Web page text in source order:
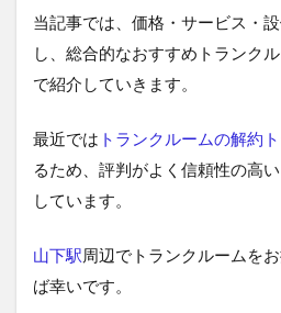
当記事では、価格・サービス・
し、総合的なおすすめトランク
で紹介していきます。
最近では トランクルームの解約
るため、評判がよく信頼性の高
しています。
山下駅周辺でトランクルームを
ば幸いです。